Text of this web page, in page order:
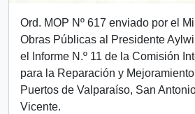
Ord. MOP Nº 617 enviado por el
Obras Públicas al Presidente
el Informe N.º 11 de la Comisión
para la Reparación y
Puertos de Valparaíso, San
Vicente.